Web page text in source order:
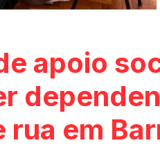
apoio
rua em